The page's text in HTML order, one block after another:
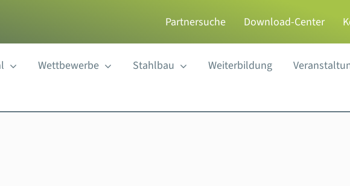
Partnersuche Download-Center
Wettbewerbe Stahlbau Weiterbildung